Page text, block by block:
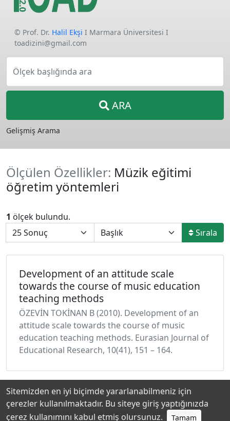
© Prof. Dr. Halil Ekşi I Marmara Üniversitesi I
toadizini@gmail.com
Ölçek başlığında ara
ARA
Gelişmiş Arama
Ölçülen Özellikler: Müzik eğitimi
öğretim yöntemleri
1 ölçek bulundu.
Sırala
Development of an attitude scale
towards the course of music education
teaching methods
ÖZEVİN TOKİNAN B (2010). Development of an
attitude scale towards the course of music
education teaching methods. Eurasian Journal of
Educational Research, 10(41), 151 – 164.
Hakkında Katkıda Bulunanlar Gizlilik Politikası
Sitemizden en iyi biçimde yararlanabilmeniz için
çerezler kullanılmaktadır. Bu siteye giriş yaptığınızda
çerez kullanımını kabul etmiş olursunuz.
Tamam